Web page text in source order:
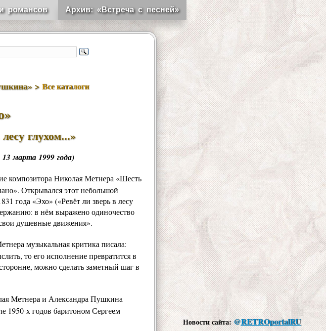
романсов Архив: «Встреча с песней»
> Все каталоги
»
глухом...»
13 марта 1999 года)
композитора Николая Метнера «Шесть
». Открывался этот небольшой
года «Эхо» («Ревёт ли зверь в лесу
в нём выражено одиночество
душевные движения».
музыкальная критика писала:
то его исполнение превратится в
можно сделать заметный шаг в
Метнера и Александра Пушкина
1950-х годов баритономСергеем
Новости сайта:@RETROportalRU